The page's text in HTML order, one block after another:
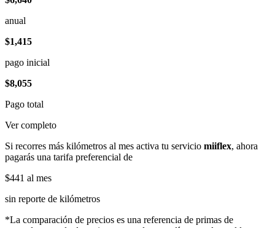
anual
$1,415
pago inicial
$8,055
Pago total
Ver completo
Si recorres más kilómetros al mes activa tu servicio miiflex, ahora
pagarás una tarifa preferencial de
$441 al mes
sin reporte de kilómetros
*La comparación de precios es una referencia de primas de